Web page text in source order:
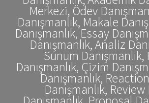
Merkezi, Ödev
Danışmanlık, Makale
Danışmanlık, Essay
Danışmanlık, Analiz
Sunum
Danışmanlık, Çizim
Danışmanlık,
Danışmanlık,